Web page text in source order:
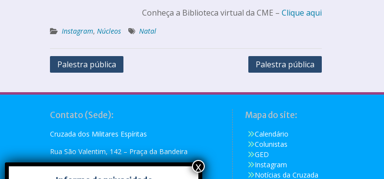
Conheça a Biblioteca virtual da CME – Clique aqui
Instagram, Núcleos Natal
Palestra pública Palestra pública
Contato (Sede):
Cruzada dos Militares Espíritas
Rua São Valentim, 142 – Praça da Bandeira
Rio de Janeiro, RJ – CEP: 20.260-110
Mapa do site:
Calendário
Colunistas
GED
Instagram
Notícias da Cruzada